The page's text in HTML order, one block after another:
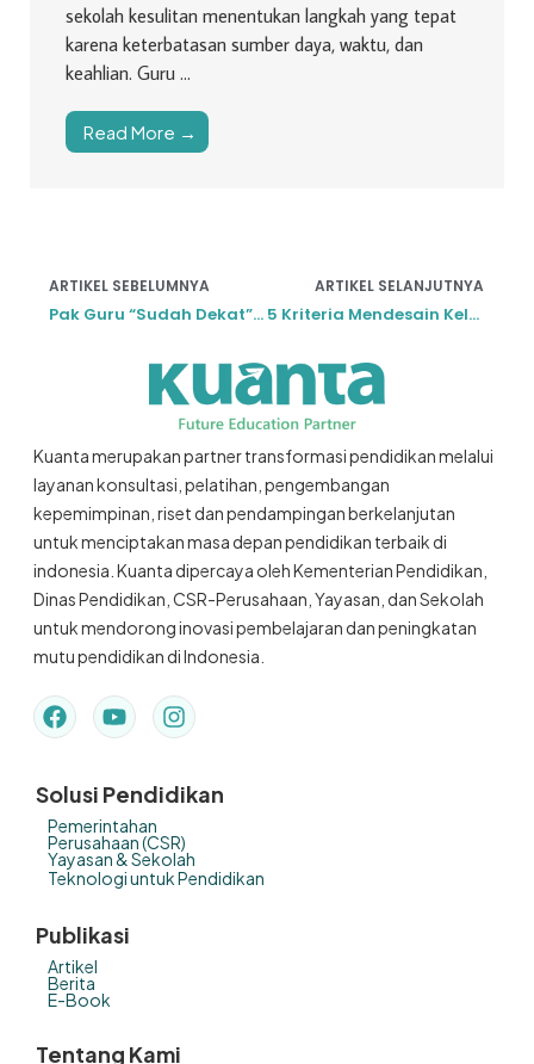
sekolah kesulitan menentukan langkah yang tepat
karena keterbatasan sumber daya, waktu, dan
keahlian. Guru ...
Read More →
ARTIKEL SEBELUMNYA
Pak Guru “Sudah Dekat” dengan Ajal!
ARTIKEL SELANJUTNYA
5 Kriteria Mendesain Kelas Ideal
Kuanta merupakan partner transformasi pendidikan melalui
layanan konsultasi, pelatihan, pengembangan
kepemimpinan, riset dan pendampingan berkelanjutan
untuk menciptakan masa depan pendidikan terbaik di
indonesia. Kuanta dipercaya oleh Kementerian Pendidikan,
Dinas Pendidikan, CSR-Perusahaan, Yayasan, dan Sekolah
untuk mendorong inovasi pembelajaran dan peningkatan
mutu pendidikan di Indonesia.
Solusi Pendidikan
Pemerintahan
Perusahaan (CSR)
Yayasan & Sekolah
Teknologi untuk Pendidikan
Publikasi
Artikel
Berita
E-Book
Tentang Kami